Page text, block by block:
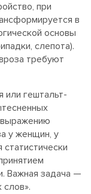
при
в
основы
слепота).
требуют
или гештальт-
выражению
у женщин, у
Важная задача —
слов».